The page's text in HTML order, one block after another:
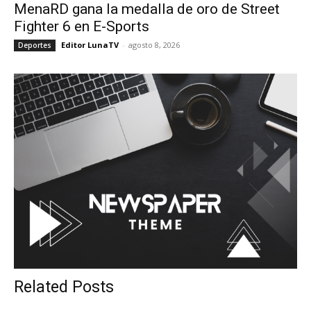
MenaRD gana la medalla de oro de Street
Fighter 6 en E-Sports
Deportes Editor LunaTV - agosto 8, 2026
Related Posts